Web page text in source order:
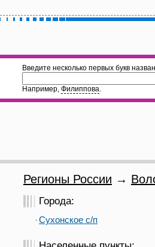
Введите несколько первых букв
Например, Филиппова.
Регионы России →
Города:
Сухонское с/п